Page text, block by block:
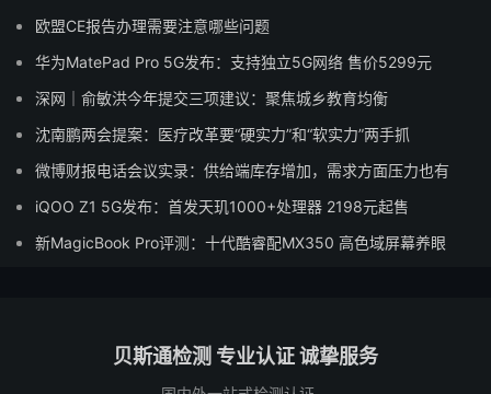
欧盟CE报告办理需要注意哪些问题
华为MatePad Pro 5G发布：支持独立5G网络 售价5299元
深网｜俞敏洪今年提交三项建议：聚焦城乡教育均衡
沈南鹏两会提案：医疗改革要“硬实力”和“软实力”两手抓
微博财报电话会议实录：供给端库存增加，需求方面压力也有
iQOO Z1 5G发布：首发天玑1000+处理器 2198元起售
新MagicBook Pro评测：十代酷睿配MX350 高色域屏幕养眼
贝斯通检测 专业认证 诚挚服务